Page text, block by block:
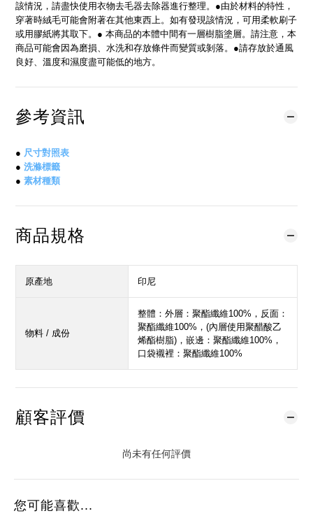
該情況，請盡快使用衣物去毛器去除器進行整理。●由於材料的特性，
穿著時絨毛可能會附著在其他東西上。如有發現該情況，可用柔軟刷子
或用膠紙將其取下。● 本商品的本體中間有一層樹脂塗層。請注意，本
商品可能會因為磨損、水洗和存放條件而變質或剝落。●請存放於通風
良好、溫度和濕度盡可能低的地方。
參考資訊
● 尺寸對照表
● 洗滌標籤
● 素材種類
商品規格
原產地 印尼
物料 / 成份
整體：外層：聚酯纖維100%，反面：
聚酯纖維100%，(內層使用聚醋酸乙
烯酯樹脂)，嵌邊：聚酯纖維100%，
口袋襯裡：聚酯纖維100%
顧客評價
尚未有任何評價
您可能喜歡...